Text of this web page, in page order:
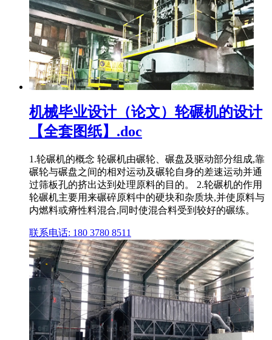
机械毕业设计（论文）轮碾机的设计
【全套图纸】.doc
1.轮碾机的概念 轮碾机由碾轮、碾盘及驱动部分组成,靠
碾轮与碾盘之间的相对运动及碾轮自身的差速运动并通
过筛板孔的挤出达到处理原料的目的。 2.轮碾机的作用
轮碾机主要用来碾碎原料中的硬块和杂质块,并使原料与
内燃料或瘠性料混合,同时使混合料受到较好的碾练。
联系电话: 180 3780 8511